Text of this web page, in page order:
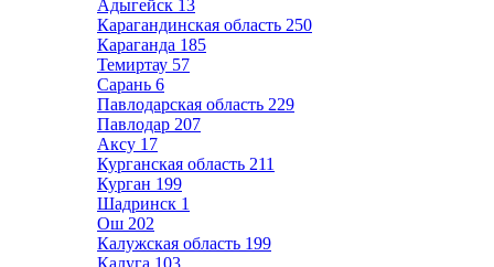
Адыгейск 13
Карагандинская область 250
Караганда 185
Темиртау 57
Сарань 6
Павлодарская область 229
Павлодар 207
Аксу 17
Курганская область 211
Курган 199
Шадринск 1
Ош 202
Калужская область 199
Калуга 103